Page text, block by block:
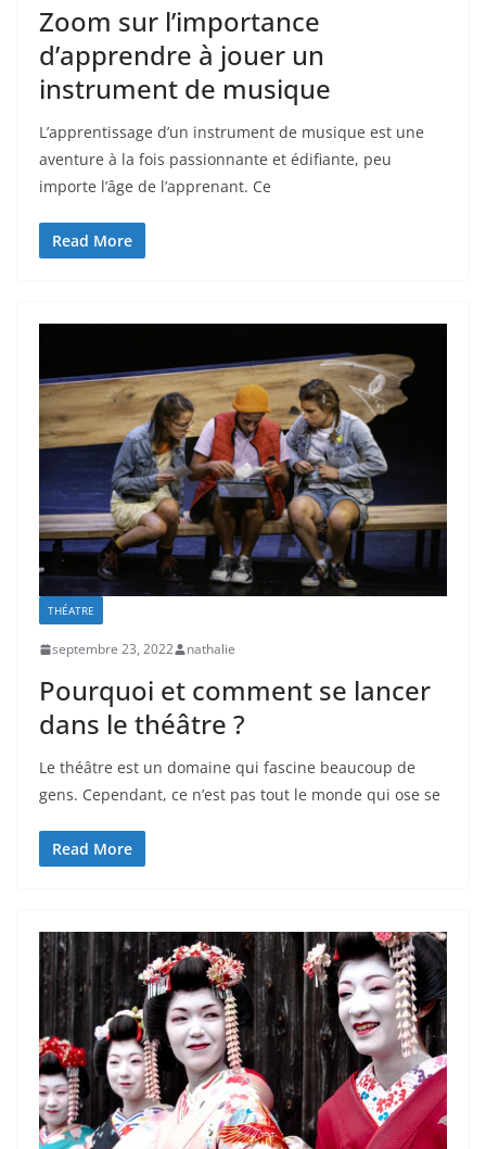
Zoom sur l’importance
d’apprendre à jouer un
instrument de musique
L’apprentissage d’un instrument de musique est une
aventure à la fois passionnante et édifiante, peu
importe l’âge de l’apprenant. Ce
Read More
THÉATRE
septembre 23, 2022 nathalie
Pourquoi et comment se lancer
dans le théâtre ?
Le théâtre est un domaine qui fascine beaucoup de
gens. Cependant, ce n’est pas tout le monde qui ose se
Read More